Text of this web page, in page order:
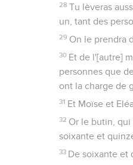
28 Tu lèveras
un, tant des
29 On le prendra
30 Et de l'[autre]
personnes que
ont la charge de
31 Et Moïse et
32 Or le butin,
soixante et
33 De soixante et